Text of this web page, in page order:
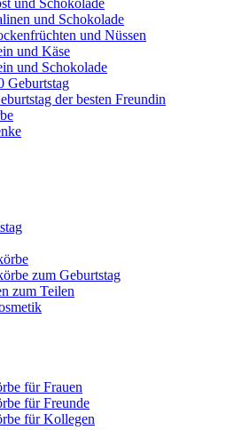
und Schokolade
und Nüssen
und Käse
und Schokolade
Geburtstag
der besten Freundin
zum Geburtstag
zum Teilen
für Frauen
für Freunde
für Kollegen